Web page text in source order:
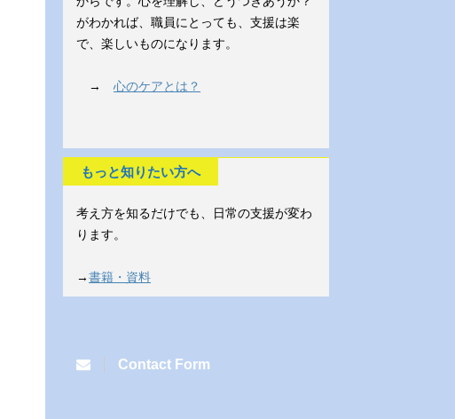
がわかれば、職員にとっても、支援は楽
で、楽しいものになります。
→ 心のケアとは？
もっと知りたい方へ
考え方を知るだけでも、日常の支援が変わ
ります。
→書籍・資料
Contact Form